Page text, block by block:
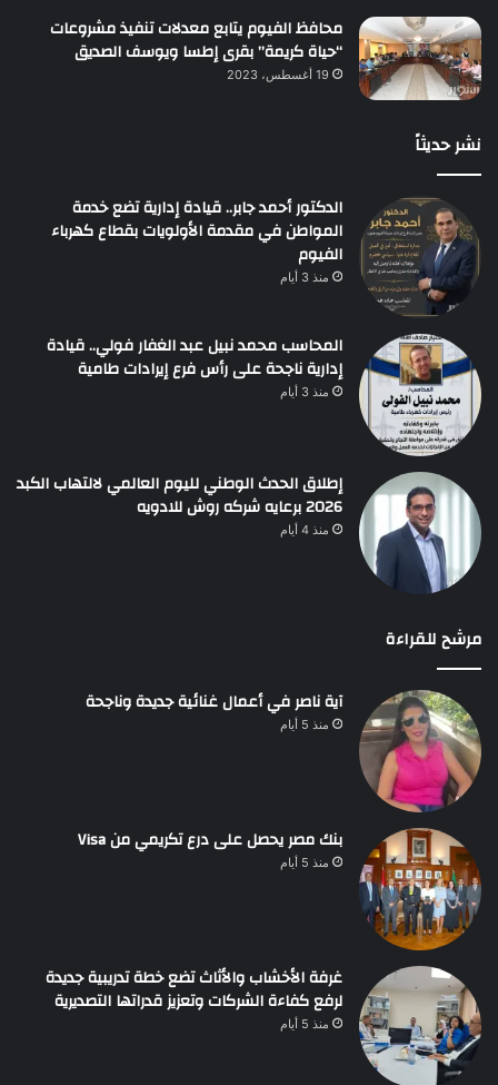
محافظ الفيوم يتابع معدلات تنفيذ مشروعات
“حياة كريمة” بقرى إطسا ويوسف الصديق
19 أغسطس، 2023
نشر حديثاً
الدكتور أحمد جابر.. قيادة إدارية تضع خدمة
المواطن في مقدمة الأولويات بقطاع كهرباء
الفيوم
منذ 3 أيام
المحاسب محمد نبيل عبد الغفار فولي.. قيادة
إدارية ناجحة على رأس فرع إيرادات طامية
منذ 3 أيام
إطلاق الحدث الوطني لليوم العالمي لالتهاب الكبد
2026 برعايه شركه روش للادويه
منذ 4 أيام
مرشح للقراءة
آية ناصر في أعمال غنائية جديدة وناجحة
منذ 5 أيام
بنك مصر يحصل على درع تكريمي من Visa
منذ 5 أيام
غرفة الأخشاب والأثاث تضع خطة تدريبية جديدة
لرفع كفاءة الشركات وتعزيز قدراتها التصديرية
منذ 5 أيام